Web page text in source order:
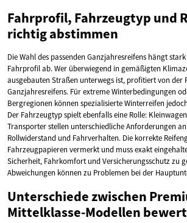
Fahrprofil, Fahrzeugtyp und
richtig abstimmen
Die Wahl des passenden Ganzjahresreifens hängt
Fahrprofil ab. Wer überwiegend in gemäßigten
ausgebauten Straßen unterwegs ist, profitiert von der
Ganzjahresreifens. Für extreme Winterbedingungen
Bergregionen können spezialisierte Winterreifen
Der Fahrzeugtyp spielt ebenfalls eine Rolle:
Transporter stellen unterschiedliche Anforderungen
Rollwiderstand und Fahrverhalten. Die korrekte
Fahrzeugpapieren vermerkt und muss exakt
Sicherheit, Fahrkomfort und Versicherungsschutz zu
Abweichungen können zu Problemen bei der
Unterschiede zwischen
Mittelklasse-Modellen